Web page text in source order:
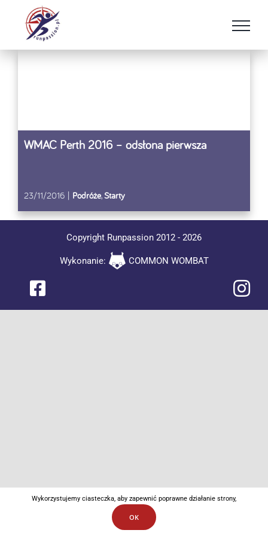
zawartości
WMAC Perth 2016 – odsłona pierwsza
23/11/2016 | Podróże,Starty
Wykonanie: COMMON WOMBAT
Copyright Runpassion 2012 - 2026
Wykorzystujemy ciasteczka, aby zapewnić poprawne działanie strony,
OK